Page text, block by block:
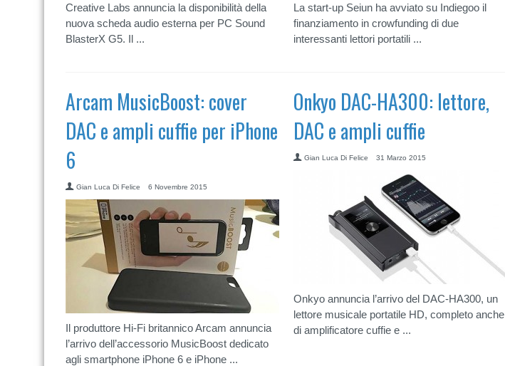
Creative Labs annuncia la disponibilità della
nuova scheda audio esterna per PC Sound
BlasterX G5. Il ...
La start-up Seiun ha avviato su Indiegoo il
finanziamento in crowfunding di due
interessanti lettori portatili ...
Arcam MusicBoost: cover
DAC e ampli cuffie per iPhone
6
Gian Luca Di Felice 6 Novembre 2015
Il produttore Hi-Fi britannico Arcam annuncia
l’arrivo dell’accessorio MusicBoost dedicato
agli smartphone iPhone 6 e iPhone ...
Onkyo DAC-HA300: lettore,
DAC e ampli cuffie
Gian Luca Di Felice 31 Marzo 2015
Onkyo annuncia l’arrivo del DAC-HA300, un
lettore musicale portatile HD, completo anche
di amplificatore cuffie e ...